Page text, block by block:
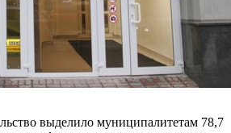
выделило муниципалитетам 78,7